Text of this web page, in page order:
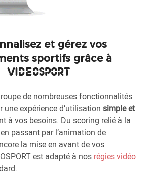
et gérez vos
sportifs grâce à
VIDEOSPORT
de nombreuses fonctionnalités
expérience d’utilisation simple et
à vos besoins. Du scoring relié à la
passant par l’animation de
la mise en avant de vos
est adapté à nos régies vidéo